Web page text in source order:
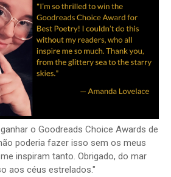
o Goodreads Choice Awards de
poderia fazer isso sem os meus
inspiram tanto. Obrigado, do mar
aos céus estrelados."